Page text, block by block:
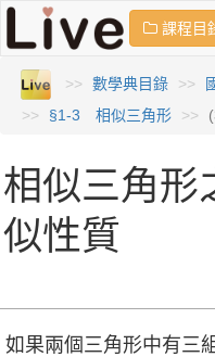
課程目
數學典目錄
§1-3 相似三角形
相似三角形
似性質
如果兩個三角形中有三